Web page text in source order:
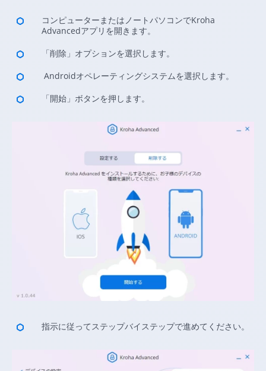
コンピューターまたはノートパソコンでKroha
Advancedアプリを開きます。
「削除」オプションを選択します。
Androidオペレーティングシステムを選択します。
「開始」ボタンを押します。
指示に従ってステップバイステップで進めてください。